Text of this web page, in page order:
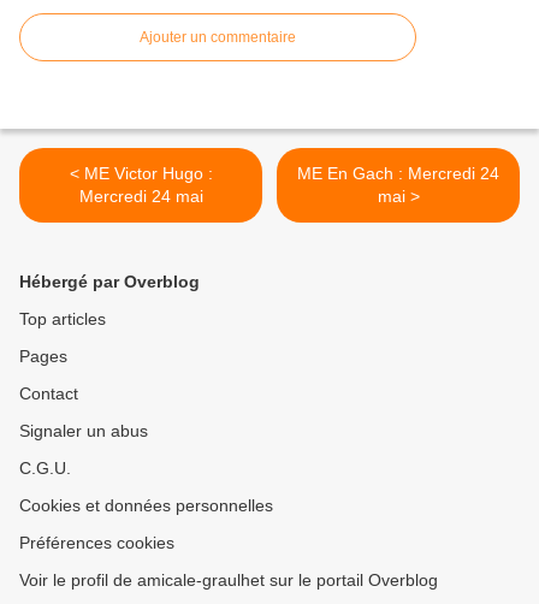
Ajouter un commentaire
< ME Victor Hugo :
Mercredi 24 mai
ME En Gach : Mercredi 24
mai >
Hébergé par Overblog
Top articles
Pages
Contact
Signaler un abus
C.G.U.
Cookies et données personnelles
Préférences cookies
Voir le profil de amicale-graulhet sur le portail Overblog